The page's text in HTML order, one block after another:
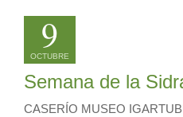
9
OCTUBRE
Semana de la
CASERÍO MUSEO